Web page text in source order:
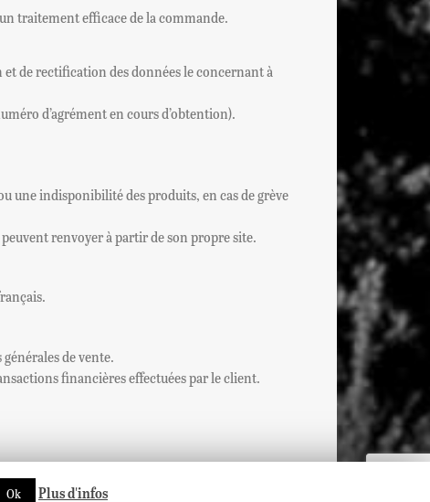
traitement efficace de la commande.
et de rectification des données le concernant à
d’agrément en cours d’obtention).
une indisponibilité des produits, en cas de grève
renvoyer à partir de son propre site.
de vente.
financières effectuées par le client.
Mentions Légales-Conditions générales de Vente (CGV)
Ok Plus d'infos